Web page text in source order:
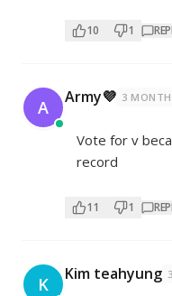
10 1
A Army💜 3
Vote for v
record
11 1
K Kim teahyung